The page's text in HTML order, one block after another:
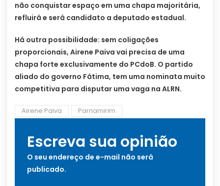
não conquistar espaço em uma chapa majoritária,
refluirá e será candidato a deputado estadual.
Há outra possibilidade: sem coligações
proporcionais, Airene Paiva vai precisa de uma
chapa forte exclusivamente do PCdoB. O partido
aliado do governo Fátima, tem uma nominata muito
competitiva para disputar uma vaga na ALRN.
Airene Paiva Parnamirim
Escreva sua opinião
O seu endereço de e-mail não será
publicado.